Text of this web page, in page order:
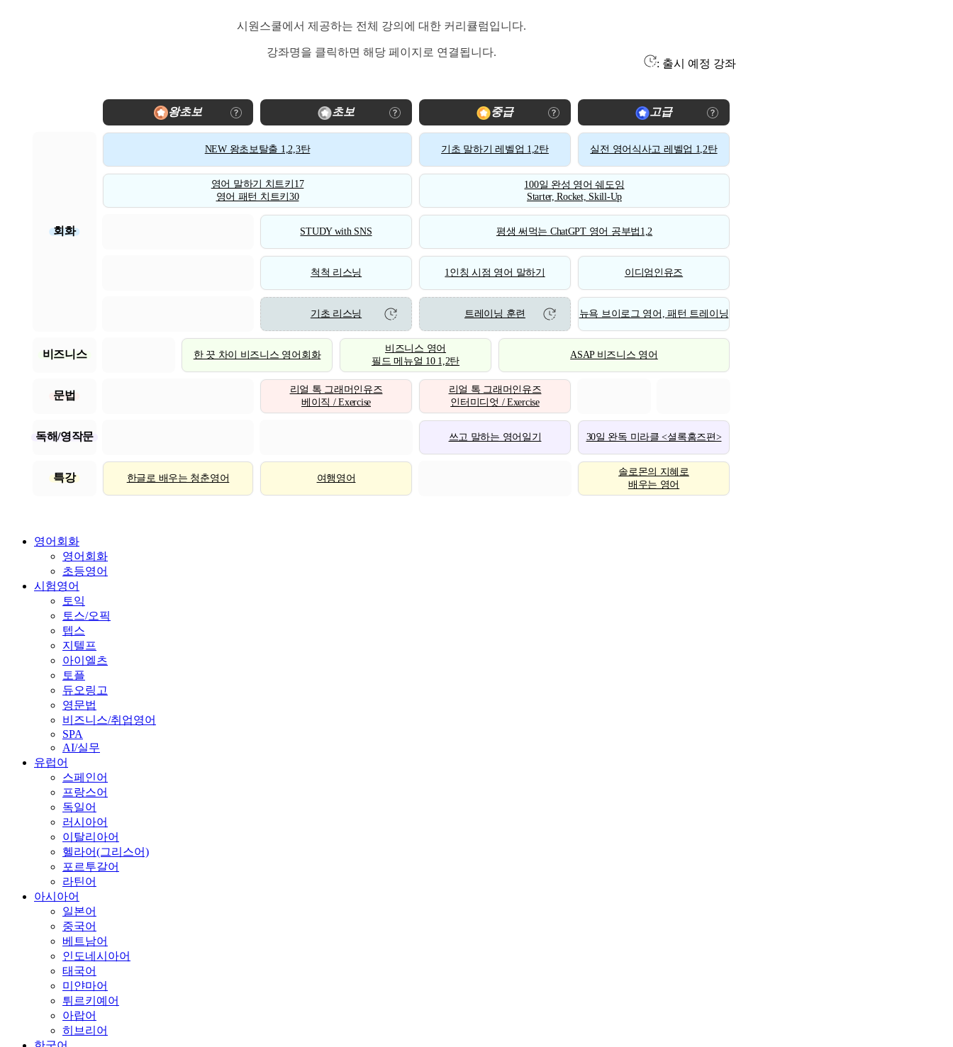
시원스쿨에서 제공하는 전체 강의에 대한 커리큘럼입니다.
강좌명을 클릭하면 해당 페이지로 연결됩니다.
: 출시 예정 강좌
왕초보 초보 중급 고급
회화
NEW 왕초보탈출 1,2,3탄 기초 말하기 레벨업 1,2탄 실전 영어식사고 레벨업 1,2탄
영어 말하기 치트키17
영어 패턴 치트키30
100일 완성 영어 쉐도잉
Starter, Rocket, Skill-Up
STUDY with SNS 평생 써먹는 ChatGPT 영어 공부법1,2
척척 리스닝 1인칭 시점 영어 말하기 이디엄인유즈
기초 리스닝 트레이닝 훈련 뉴욕 브이로그 영어, 패턴 트레이닝
비즈니스 한 끗 차이 비즈니스 영어회화
비즈니스 영어
필드 메뉴얼 10 1,2탄
ASAP 비즈니스 영어
문법
리얼 톡 그래머인유즈
베이직 / Exercise
리얼 톡 그래머인유즈
인터미디엇 / Exercise
독해/영작문 쓰고 말하는 영어일기 30일 완독 미라클 <셜록홈즈편>
특강 한글로 배우는 청춘영어 여행영어
솔로몬의 지혜로
배우는 영어
영어회화
영어회화
초등영어
시험영어
토익
토스/오픽
텝스
지텔프
아이엘츠
토플
듀오링고
영문법
비즈니스/취업영어
SPA
AI/실무
유럽어
스페인어
프랑스어
독일어
러시아어
이탈리아어
헬라어(그리스어)
포르투갈어
라틴어
아시아어
일본어
중국어
베트남어
인도네시아어
태국어
미얀마어
튀르키예어
아랍어
히브리어